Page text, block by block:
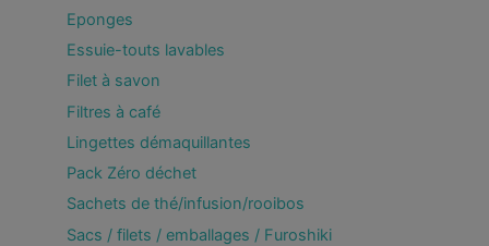
Eponges
Essuie-touts lavables
Filet à savon
Filtres à café
Lingettes démaquillantes
Pack Zéro déchet
Sachets de thé/infusion/rooibos
Sacs / filets / emballages / Furoshiki